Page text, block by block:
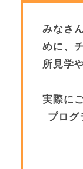
みなさ
めに、
所見学
実際に
プログ